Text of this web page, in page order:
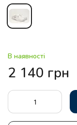
В наявності
2 140 грн